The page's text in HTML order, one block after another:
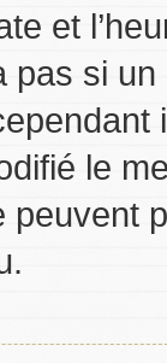
et
pas si
le
peuvent